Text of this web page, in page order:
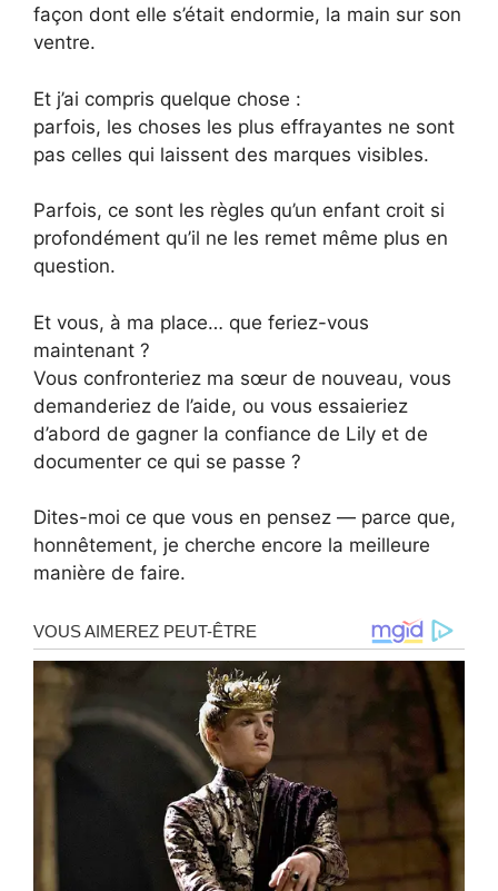
façon dont elle s’était endormie, la main sur son
ventre.
Et j’ai compris quelque chose :
parfois, les choses les plus effrayantes ne sont
pas celles qui laissent des marques visibles.
Parfois, ce sont les règles qu’un enfant croit si
profondément qu’il ne les remet même plus en
question.
Et vous, à ma place… que feriez-vous
maintenant ?
Vous confronteriez ma sœur de nouveau, vous
demanderiez de l’aide, ou vous essaieriez
d’abord de gagner la confiance de Lily et de
documenter ce qui se passe ?
Dites-moi ce que vous en pensez — parce que,
honnêtement, je cherche encore la meilleure
manière de faire.